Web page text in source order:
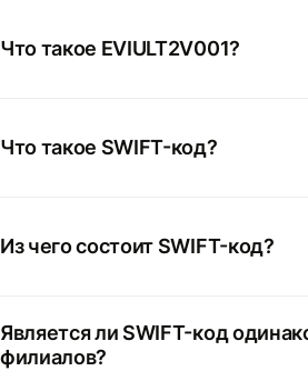
Что такое EVIULT2V001?
Что такое SWIFT-код?
Из чего состоит SWIFT-код?
Является ли SWIFT-код
филиалов?